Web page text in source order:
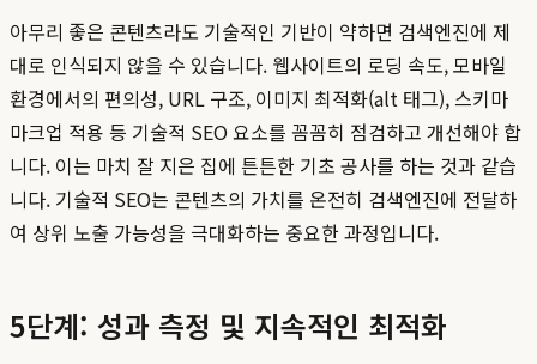
아무리 좋은 콘텐츠라도 기술적인 기반이 약하면 검색엔진에 제
대로 인식되지 않을 수 있습니다. 웹사이트의 로딩 속도, 모바일
환경에서의 편의성, URL 구조, 이미지 최적화(alt 태그), 스키마
마크업 적용 등 기술적 SEO 요소를 꼼꼼히 점검하고 개선해야 합
니다. 이는 마치 잘 지은 집에 튼튼한 기초 공사를 하는 것과 같습
니다. 기술적 SEO는 콘텐츠의 가치를 온전히 검색엔진에 전달하
여 상위 노출 가능성을 극대화하는 중요한 과정입니다.
5단계: 성과 측정 및 지속적인 최적화